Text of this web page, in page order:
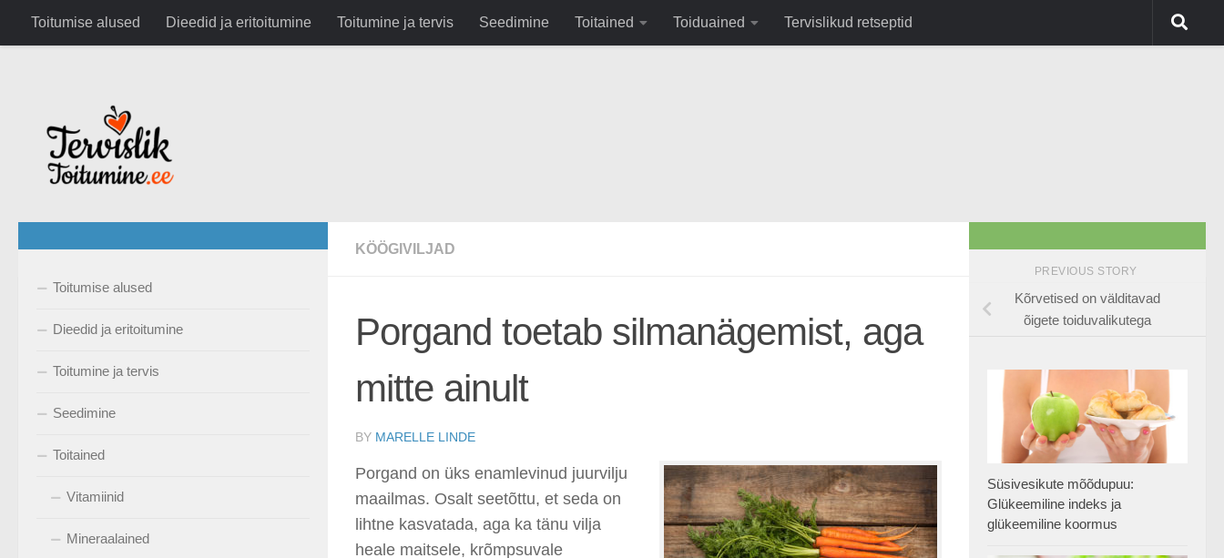
Skip to content
Toitumise alused Dieedid ja eritoitumine Toitumine ja tervis Seedimine Toitained Toiduained Tervislikud retseptid
KÖÖGIVILJAD
Porgand toetab silmanägemist, aga
mitte ainult
BY MARELLE LINDE
Porgand on üks enamlevinud juurvilju
maailmas. Osalt seetõttu, et seda on
lihtne kasvatada, aga ka tänu vilja
heale maitsele, krõmpsuvale
Toitumise alused
Dieedid ja eritoitumine
Toitumine ja tervis
Seedimine
Toitained
Vitamiinid
Mineraalained
PREVIOUS STORY
Kõrvetised on välditavad
õigete toiduvalikutega
Süsivesikute mõõdupuu:
Glükeemiline indeks ja
glükeemiline koormus